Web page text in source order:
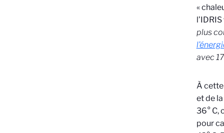
«
plus
avec
À
et de
36° C,
pour